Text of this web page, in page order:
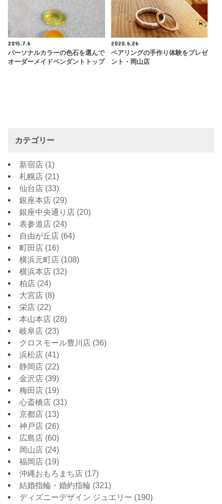
2015.7.6
パーソナルカラーの色石を選んで
オーダーメイドペンダントトップ
2020.6.26
ペアリングの手作り体験をプレゼ
ント・岡山店
カテゴリー
新宿店 (1)
札幌店 (21)
仙台店 (33)
銀座本店 (29)
銀座中央通り店 (20)
表参道店 (24)
自由が丘店 (64)
町田店 (16)
横浜元町店 (108)
横浜本店 (32)
柏店 (24)
大宮店 (8)
栄店 (22)
本山本店 (28)
岐阜店 (23)
クロスモール豊川店 (36)
浜松店 (41)
静岡店 (22)
金沢店 (39)
梅田店 (19)
心斎橋店 (31)
京都店 (13)
神戸店 (26)
広島店 (60)
岡山店 (24)
福岡店 (19)
沖縄おもろまち店 (17)
結婚指輪・婚約指輪 (321)
ディズニーデザイン ジュエリー (190)